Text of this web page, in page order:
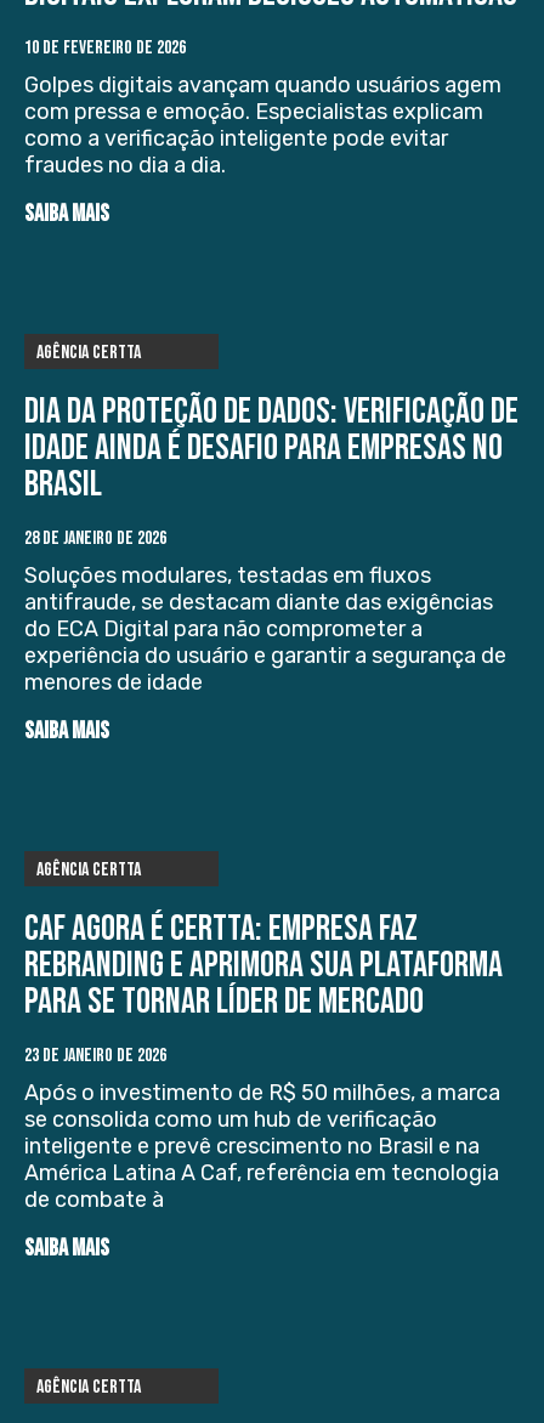
10 DE FEVEREIRO DE 2026
Golpes digitais avançam quando usuários agem
com pressa e emoção. Especialistas explicam
como a verificação inteligente pode evitar
fraudes no dia a dia.
SAIBA MAIS
Agência Certta
Dia da Proteção de Dados: verificação de
idade ainda é desafio para empresas no
Brasil
28 DE JANEIRO DE 2026
Soluções modulares, testadas em fluxos
antifraude, se destacam diante das exigências
do ECA Digital para não comprometer a
experiência do usuário e garantir a segurança de
menores de idade
SAIBA MAIS
Agência Certta
Caf agora é Certta: empresa faz
rebranding e aprimora sua plataforma
para se tornar líder de mercado
23 DE JANEIRO DE 2026
Após o investimento de R$ 50 milhões, a marca
se consolida como um hub de verificação
inteligente e prevê crescimento no Brasil e na
América Latina A Caf, referência em tecnologia
de combate à
SAIBA MAIS
Agência Certta